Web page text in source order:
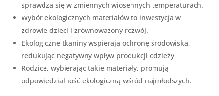
sprawdza się w zmiennych wiosennych temperaturach.
Wybór ekologicznych materiałów to inwestycja w
zdrowie dzieci i zrównoważony rozwój.
Ekologiczne tkaniny wspierają ochronę środowiska,
redukując negatywny wpływ produkcji odzieży.
Rodzice, wybierając takie materiały, promują
odpowiedzialność ekologiczną wśród najmłodszych.